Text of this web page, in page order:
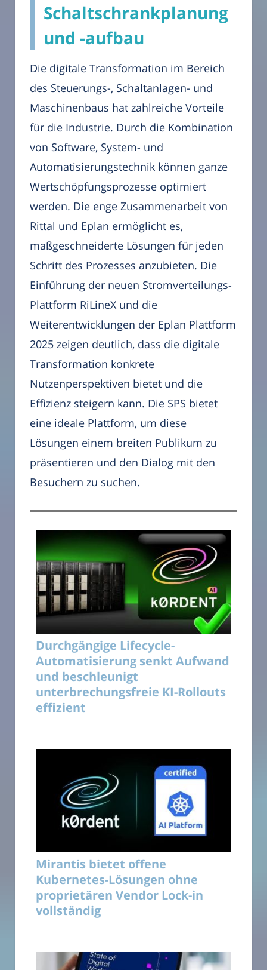
Schaltschrankplanung
und -aufbau
Die digitale Transformation im Bereich
des Steuerungs-, Schaltanlagen- und
Maschinenbaus hat zahlreiche Vorteile
für die Industrie. Durch die Kombination
von Software, System- und
Automatisierungstechnik können ganze
Wertschöpfungsprozesse optimiert
werden. Die enge Zusammenarbeit von
Rittal und Eplan ermöglicht es,
maßgeschneiderte Lösungen für jeden
Schritt des Prozesses anzubieten. Die
Einführung der neuen Stromverteilungs-
Plattform RiLineX und die
Weiterentwicklungen der Eplan Plattform
2025 zeigen deutlich, dass die digitale
Transformation konkrete
Nutzenperspektiven bietet und die
Effizienz steigern kann. Die SPS bietet
eine ideale Plattform, um diese
Lösungen einem breiten Publikum zu
präsentieren und den Dialog mit den
Besuchern zu suchen.
Durchgängige Lifecycle-
Automatisierung senkt Aufwand
und beschleunigt
unterbrechungsfreie KI-Rollouts
effizient
Mirantis bietet offene
Kubernetes-Lösungen ohne
proprietären Vendor Lock-in
vollständig